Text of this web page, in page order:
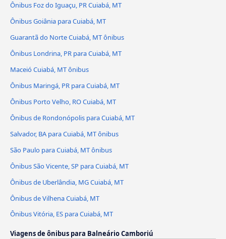
Ônibus Foz do Iguaçu, PR Cuiabá, MT
Ônibus Goiânia para Cuiabá, MT
Guarantã do Norte Cuiabá, MT ônibus
Ônibus Londrina, PR para Cuiabá, MT
Maceió Cuiabá, MT ônibus
Ônibus Maringá, PR para Cuiabá, MT
Ônibus Porto Velho, RO Cuiabá, MT
Ônibus de Rondonópolis para Cuiabá, MT
Salvador, BA para Cuiabá, MT ônibus
São Paulo para Cuiabá, MT ônibus
Ônibus São Vicente, SP para Cuiabá, MT
Ônibus de Uberlândia, MG Cuiabá, MT
Ônibus de Vilhena Cuiabá, MT
Ônibus Vitória, ES para Cuiabá, MT
Viagens de ônibus para Balneário Camboriú